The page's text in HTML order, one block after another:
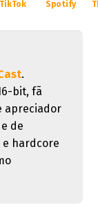
TikTok Spotify
.
bit, fã
apreciador
de
e hardcore